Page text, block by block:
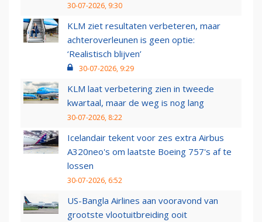
30-07-2026, 9:30
KLM ziet resultaten verbeteren, maar
achteroverleunen is geen optie:
‘Realistisch blijven’
30-07-2026, 9:29
KLM laat verbetering zien in tweede
kwartaal, maar de weg is nog lang
30-07-2026, 8:22
Icelandair tekent voor zes extra Airbus
A320neo's om laatste Boeing 757's af te
lossen
30-07-2026, 6:52
US-Bangla Airlines aan vooravond van
grootste vlootuitbreiding ooit